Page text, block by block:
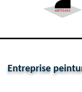
Entreprise